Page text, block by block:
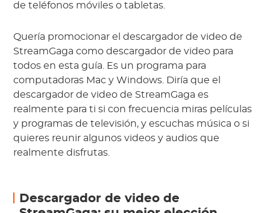
de teléfonos móviles o tabletas.
Quería promocionar el descargador de video de
StreamGaga como descargador de video para
todos en esta guía. Es un programa para
computadoras Mac y Windows. Diría que el
descargador de video de StreamGaga es
realmente para ti si con frecuencia miras películas
y programas de televisión, y escuchas música o si
quieres reunir algunos videos y audios que
realmente disfrutas.
Descargador de video de